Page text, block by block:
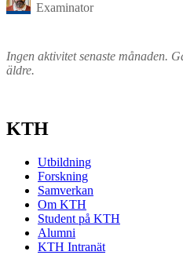
Examinator
Ingen aktivitet senaste månaden.
äldre.
KTH
Utbildning
Forskning
Samverkan
Om KTH
Student på KTH
Alumni
KTH Intranät